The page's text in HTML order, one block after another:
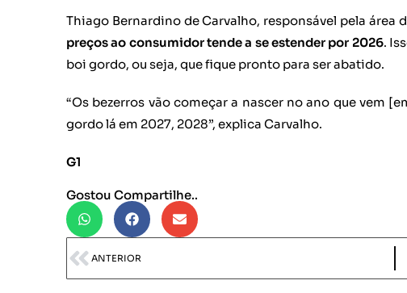
Thiago Bernardino de Carvalho, responsável pela área
preços ao consumidor tende a se estender por 2026.
boi gordo, ou seja, que fique pronto para ser abatido.
“Os bezerros vão começar a nascer no ano que vem
gordo lá em 2027, 2028”, explica Carvalho.
G1
Gostou Compartilhe..
ANTERIOR